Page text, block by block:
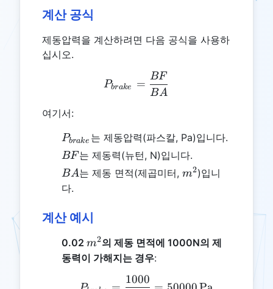
계산 공식
제동압력을 계산하려면 다음 공식을 사용하
십시오.
P_{brake} =
Pbrake =
BA
BF
여기서:
P_{brake}
Pbrake 는 제동압력(파스칼, Pa)입니다.
BF
BF 는 제동력(뉴턴, N)입니다.
BA
BA는 제동 면적(제곱미터, m^2
m2)입니
다.
계산 예시
0.02 m^2
m2의 제동 면적에 1000N의 제
동력이 가해지는 경우:
P_{brake} =
1000